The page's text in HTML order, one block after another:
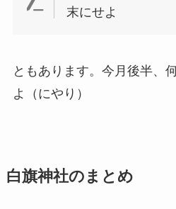
末にせよ
ともあります。今月後半、
よ（にやり）
白旗神社のまとめ